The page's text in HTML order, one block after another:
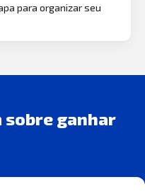
para organizar seu
sobre ganhar